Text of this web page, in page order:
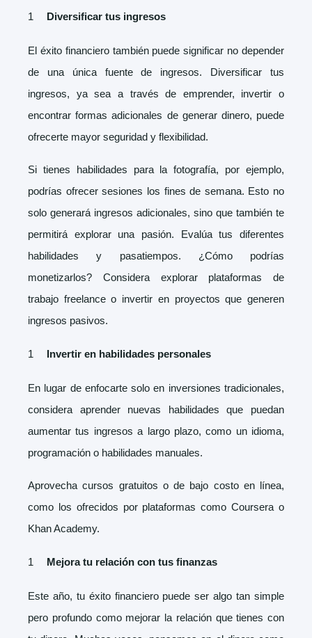
Diversificar tus ingresos
El éxito financiero también puede significar no depender
de una única fuente de ingresos. Diversificar tus
ingresos, ya sea a través de emprender, invertir o
encontrar formas adicionales de generar dinero, puede
ofrecerte mayor seguridad y flexibilidad.
Si tienes habilidades para la fotografía, por ejemplo,
podrías ofrecer sesiones los fines de semana. Esto no
solo generará ingresos adicionales, sino que también te
permitirá explorar una pasión. Evalúa tus diferentes
habilidades y pasatiempos. ¿Cómo podrías
monetizarlos? Considera explorar plataformas de
trabajo freelance o invertir en proyectos que generen
ingresos pasivos.
Invertir en habilidades personales
En lugar de enfocarte solo en inversiones tradicionales,
considera aprender nuevas habilidades que puedan
aumentar tus ingresos a largo plazo, como un idioma,
programación o habilidades manuales.
Aprovecha cursos gratuitos o de bajo costo en línea,
como los ofrecidos por plataformas como Coursera o
Khan Academy.
Mejora tu relación con tus finanzas
Este año, tu éxito financiero puede ser algo tan simple
pero profundo como mejorar la relación que tienes con